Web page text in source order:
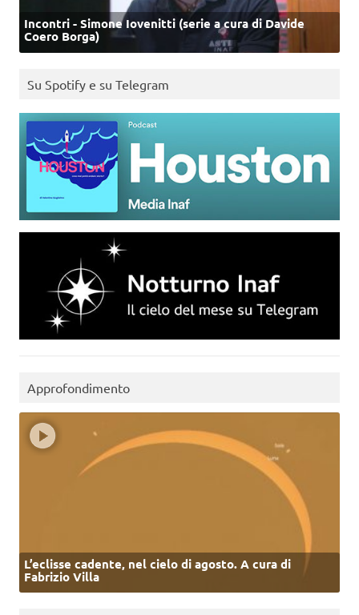
Incontri - Simone Iovenitti (serie a cura di Davide
Coero Borga)
Su Spotify e su Telegram
Approfondimento
L’eclisse cadente, nel cielo di agosto. A cura di
Fabrizio Villa